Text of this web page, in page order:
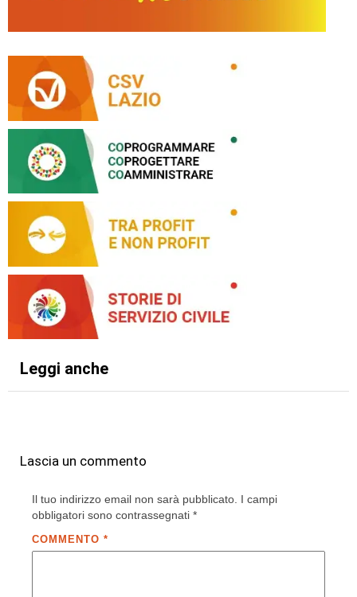
Leggi anche
Lascia un commento
Il tuo indirizzo email non sarà pubblicato. I campi
obbligatori sono contrassegnati *
COMMENTO *